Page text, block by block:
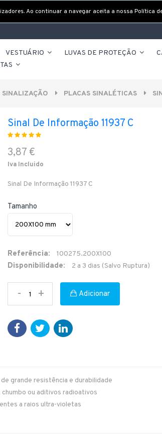
Ao continuar a navegar aceita a nossa Política
VESTUÁRIO LUVAS DE PROTEÇÃO
SINALIZAÇÃO PLACAS SINALÉTICAS
Sinal De Informação 11937 C
3,87 €
Iva Incluido
Sinal De Informação 11937 C
Tamanho
Referência: 100275.200X100
Disponibilidade: 2 a 3 dias (Salvo Ruptura)
- + Adicionar
grande resistência e durabilidade
ou aditivos radioativos
a raios ultra-violetas